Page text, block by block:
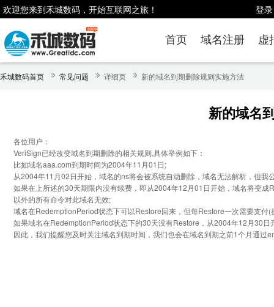
登录
欢迎您来到禾城数码，开始互联网之旅！
首页 域名注册 虚
禾城数码首页 常见问题 详细页 新的域名到期删除规则实施方法
新的域名
各位用户：
VeriSign已经改变域名到期删除的相关规则,具体举例如下：
比如域名aaa.com到期时间为2004年11月01日;
从2004年11月02日开始，域名的ns将会被系统自动删除，域名无法解析，但
如果在上所述的30天期限内没有续费，即从2004年12月01日开始，域名将变
以外的所有命令对此域名无效;
域名在RedemptionPeriod状态下可以Restore回来，但每Restore一次需要支付
如果域名在RedemptionPeriod状态下的30天没有Restore，从2004年12月30
因此，我们提醒您及时关注域名到期时间，我们也会在域名到期之前1个月通